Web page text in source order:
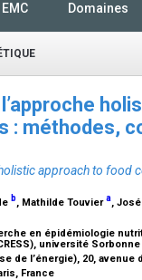
Domaines
: méthodes,
approach to food
b, Mathilde Touviera,
en épidémiologie
université Sorbonne
de l’énergie), 20, avenue
France